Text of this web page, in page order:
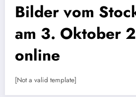
Bilder vom
am 3. Oktober
online
[Not a valid template]